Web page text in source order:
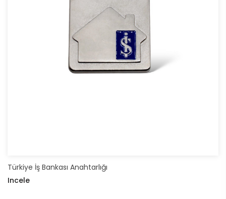
Türkiye İş Bankası Anahtarlığı
Incele